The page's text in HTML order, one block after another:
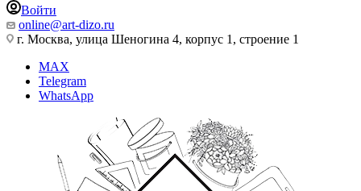
Войти
online@art-dizo.ru
г. Москва, улица Шеногина 4, корпус 1, строение 1
MAX
Telegram
WhatsApp